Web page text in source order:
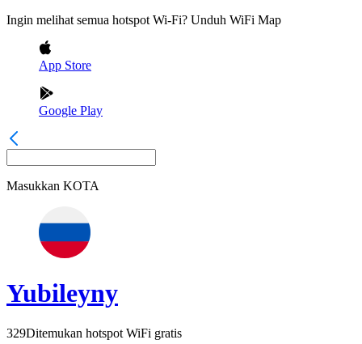
Ingin melihat semua hotspot Wi-Fi? Unduh WiFi Map
App Store
Google Play
Masukkan KOTA
Yubileyny
329Ditemukan hotspot WiFi gratis